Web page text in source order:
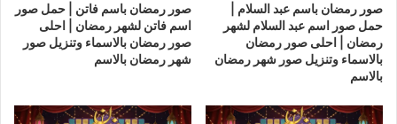
صور رمضان باسم عبد السلام |
حمل صور اسم عبد السلام لشهر
رمضان | احلى صور رمضان
بالاسماء وتنزيل صور شهر رمضان
بالاسم
صور رمضان باسم فاتن | حمل صور
اسم فاتن لشهر رمضان | احلى
صور رمضان بالاسماء وتنزيل صور
شهر رمضان بالاسم